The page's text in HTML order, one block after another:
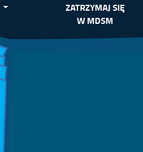
ZATRZYMAJ SIĘ
W MDSM